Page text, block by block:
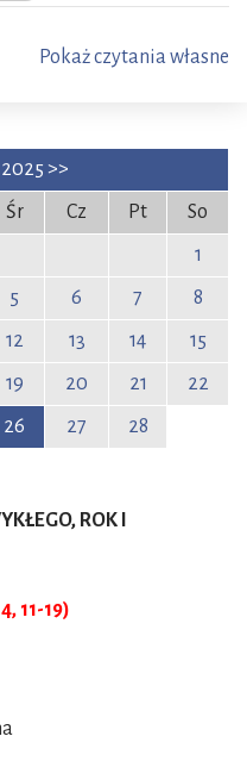
Pokaż czytania własne
>>
Śr Cz Pt
So
1
5 6 7
8
12 13 14
15
19 20 21
22
26 27 28
ROK I
11-19)